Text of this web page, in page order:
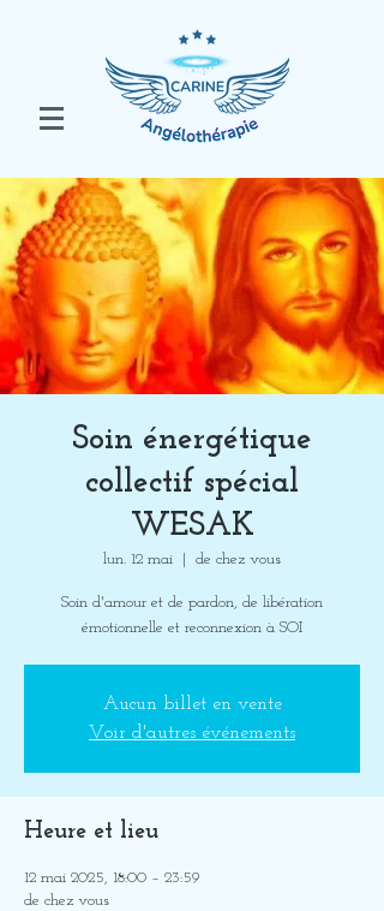
Soin énergétique
collectif spécial
WESAK
lun. 12 mai de chez vous
Soin d'amour et de pardon, de libération
émotionnelle et reconnexion à SOI
Aucun billet en vente
Voir d'autres événements
Heure et lieu
12 mai 2025, 18:00 – 23:59
de chez vous